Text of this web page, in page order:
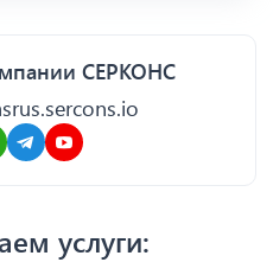
СЕРКОНС
услуги: